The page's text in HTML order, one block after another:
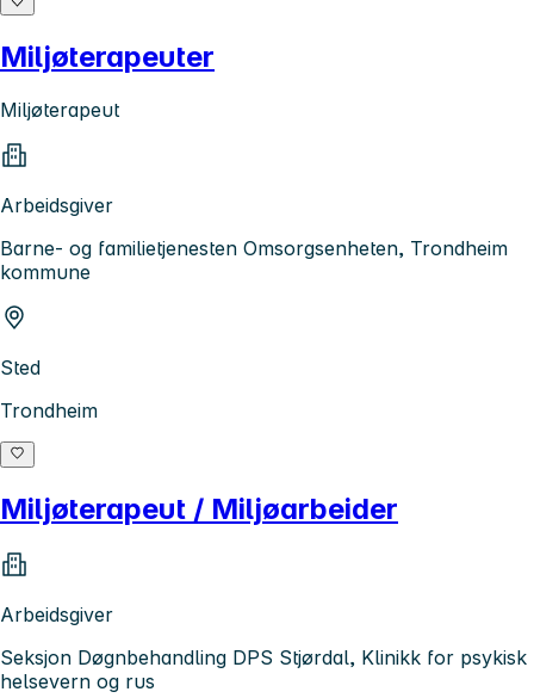
Miljøterapeuter
Miljøterapeut
Arbeidsgiver
Barne- og familietjenesten Omsorgsenheten, Trondheim
kommune
Sted
Trondheim
Miljøterapeut / Miljøarbeider
Arbeidsgiver
Seksjon Døgnbehandling DPS Stjørdal, Klinikk for psykisk
helsevern og rus